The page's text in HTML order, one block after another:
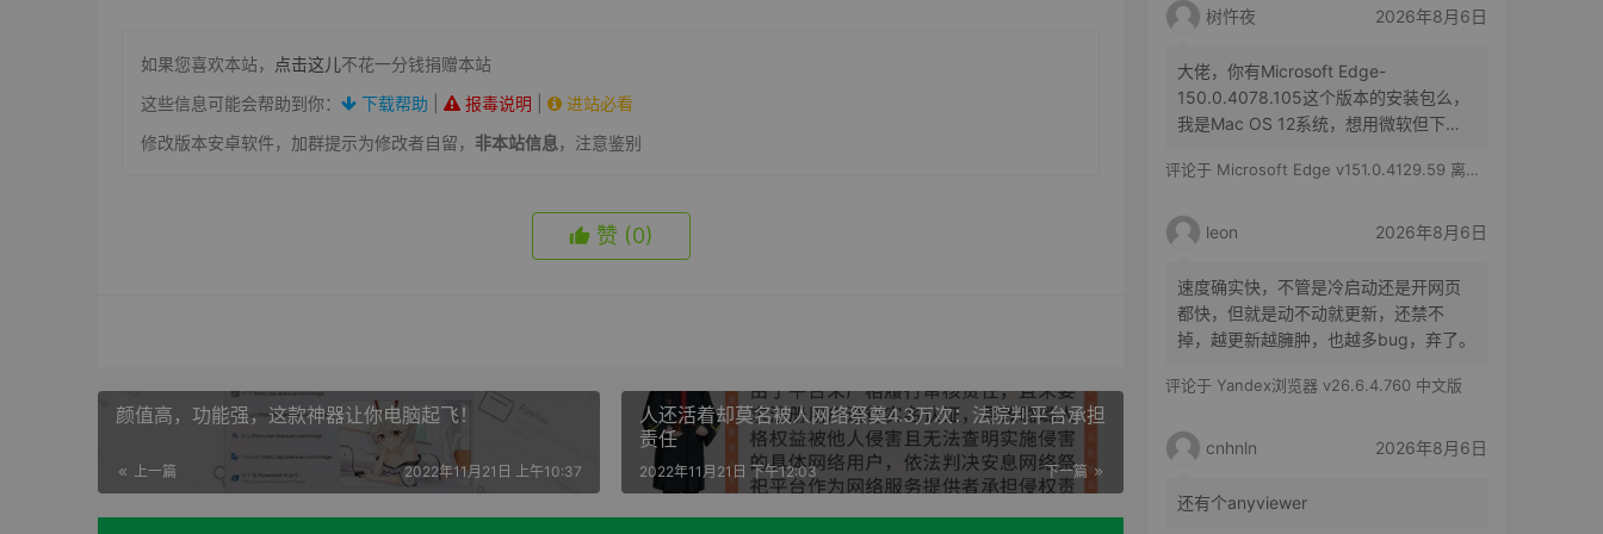
如果您喜欢本站， 点击这儿不花一分钱捐赠本站
这些信息可能会帮助到你：
下载帮助 报毒说明
进站必看
修改版本安卓软件，加群提示为修改者自留， 非本站信息，注意鉴别
赞 (0)
颜值高，功能强，这款神器让你电脑起飞！
上一篇 2022年11月21日 上午10:37
人还活着却莫名被人网络祭奠4.3万次：法院判平台承担
责任
下一篇
2022年11月21日 下午12:03
树忤夜 2026年8月6日
大佬，你有Microsoft Edge-
150.0.4078.105这个版本的安装包么，
我是Mac OS 12系统，想用微软但下不
评论于 Microsoft Edge v151.0.4129.59 离线安装包
leon 2026年8月6日
速度确实快，不管是冷启动还是开网页
都快，但就是动不动就更新，还禁不
掉，越更新越臃肿，也越多bug，弃了。
评论于 Yandex浏览器 v26.6.4.760 中文版
cnhnln 2026年8月6日
还有个anyviewer